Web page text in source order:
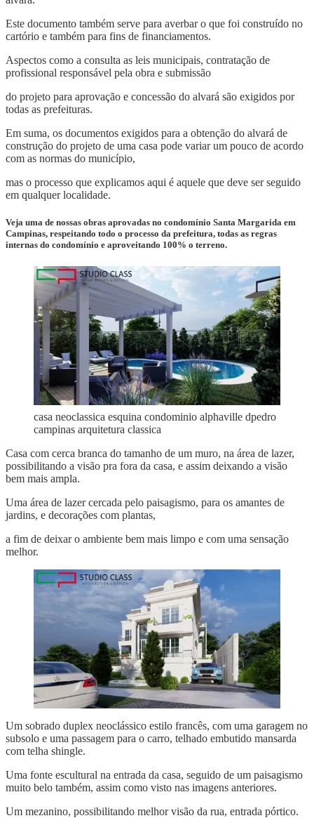
Este documento também serve para averbar o que foi construído no
cartório e também para fins de financiamentos.
Aspectos como a consulta as leis municipais, contratação de
profissional responsável pela obra e submissão
do projeto para aprovação e concessão do alvará são exigidos por
todas as prefeituras.
Em suma, os documentos exigidos para a obtenção do alvará de
construção do projeto de uma casa pode variar um pouco de acordo
com as normas do município,
mas o processo que explicamos aqui é aquele que deve ser seguido
em qualquer localidade.
Veja uma de nossas obras aprovadas no condomínio Santa Margarida em
Campinas, respeitando todo o processo da prefeitura, todas as regras
internas do condomínio e aproveitando 100% o terreno.
casa neoclassica esquina condominio alphaville dpedro
campinas arquitetura classica
Casa com cerca branca do tamanho de um muro, na área de lazer,
possibilitando a visão pra fora da casa, e assim deixando a visão
bem mais ampla.
Uma área de lazer cercada pelo paisagismo, para os amantes de
jardins, e decorações com plantas,
a fim de deixar o ambiente bem mais limpo e com uma sensação
melhor.
Um sobrado duplex neoclássico estilo francês, com uma garagem no
subsolo e uma passagem para o carro, telhado embutido mansarda
com telha shingle.
Uma fonte escultural na entrada da casa, seguido de um paisagismo
muito belo também, assim como visto nas imagens anteriores.
Um mezanino, possibilitando melhor visão da rua, entrada pórtico.